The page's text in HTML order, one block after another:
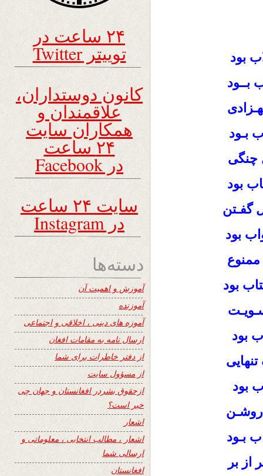
بود
بــود
بـود
چنگی
بود
گفـتن
بود
ممنوع
بود
بود
بود
بـود
از بر
۲۴ ساعت در
توییتر Twitter
کانون دوستداران،
علاقمندان و
همکاران سایت
۲۴ ساعت
در Facebook
سایت ۲۴ ساعت
در Instagram
دسته‌ها
آموزش و اهمیت آن
آموزنده
آموزه های دینی ، اخلاقی و اجتماعی
ارسال نامه به مقامات افغان
از دفتر خاطرات برای شما
از مسؤول سایت
ازحقوق بشردر افغانستان و جهان چی
خبر است؟
اشعار
اشعار ، مطالب انتخابی ، معلوماتی و
ارسالی شما
افغانستان